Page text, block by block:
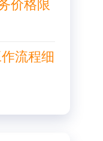
价格限
流程细